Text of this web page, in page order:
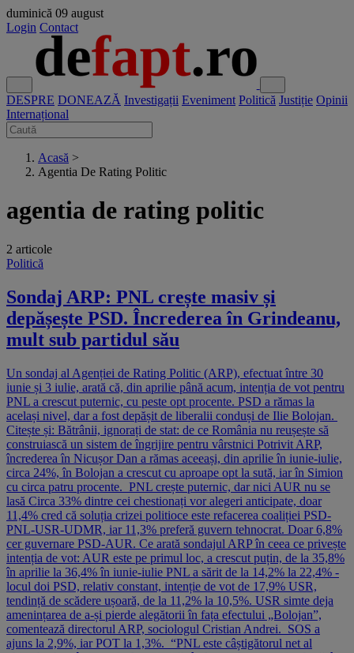
duminică 09 august
Login Contact
DESPRE DONEAZĂ Investigații Eveniment Politică Justiție Opinii
Internațional
Acasă >
Agentia De Rating Politic
agentia de rating politic
2 articole
Politică
Sondaj ARP: PNL crește masiv și
depășește PSD. Încrederea în Grindeanu,
mult sub partidul său
Un sondaj al Agenției de Rating Politic (ARP), efectuat între 30
iunie și 3 iulie, arată că, din aprilie până acum, intenția de vot pentru
PNL a crescut puternic, cu peste opt procente. PSD a rămas la
același nivel, dar a fost depășit de liberalii conduși de Ilie Bolojan.
Citește și: Bătrânii, ignorați de stat: de ce România nu reușește să
construiască un sistem de îngrijire pentru vârstnici Potrivit ARP,
încrederea în Nicușor Dan a rămas aceeași, din aprilie în iunie-iulie,
circa 24%, în Bolojan a crescut cu aproape opt la sută, iar în Simion
cu circa patru procente. PNL crește puternic, dar nici AUR nu se
lasă Circa 33% dintre cei chestionați vor alegeri anticipate, doar
11,4% cred că soluția crizei politioce este refacerea coaliției PSD-
PNL-USR-UDMR, iar 11,3% preferă guvern tehnocrat. Doar 6,8%
cer guvernare PSD-AUR. Ce arată sondajul ARP în ceea ce privește
intenția de vot: AUR este pe primul loc, a crescut puțin, de la 35,8%
în aprilie la 36,4% în iunie-iulie PNL a sărit de la 14,2% la 22,4% -
locul doi PSD, relativ constant, intenție de vot de 17,9% USR,
tendință de scădere ușoară, de la 11,2% la 10,5%. USR simte deja
amenințarea de a-și pierde alegătorii în fața efectului „Bolojan”,
comentează directorul ARP, sociologul Cristian Andrei. SOS a
ajuns la 2,9%, iar POT la 1,3%. “PNL este câștigătorul net al